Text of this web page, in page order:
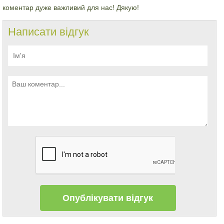
Написати відгук
коментар дуже важливий для нас! Дякую!